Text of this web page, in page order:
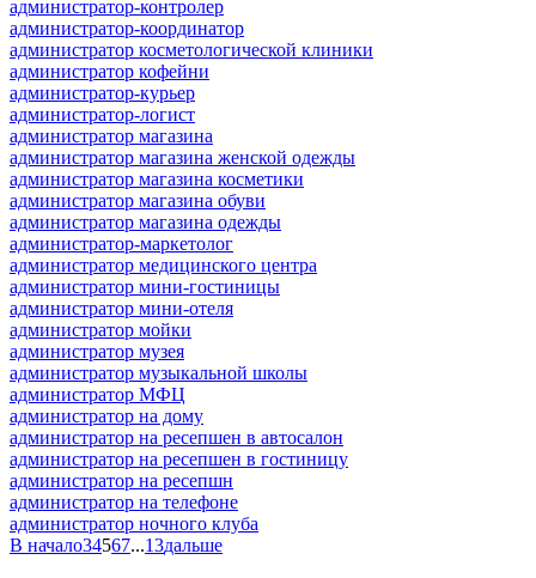
администратор-контролер
администратор-координатор
администратор косметологической клиники
администратор кофейни
администратор-курьер
администратор-логист
администратор магазина
администратор магазина женской одежды
администратор магазина косметики
администратор магазина обуви
администратор магазина одежды
администратор-маркетолог
администратор медицинского центра
администратор мини-гостиницы
администратор мини-отеля
администратор мойки
администратор музея
администратор музыкальной школы
администратор МФЦ
администратор на дому
администратор на ресепшен в автосалон
администратор на ресепшен в гостиницу
администратор на ресепшн
администратор на телефоне
администратор ночного клуба
В начало34567...13дальше